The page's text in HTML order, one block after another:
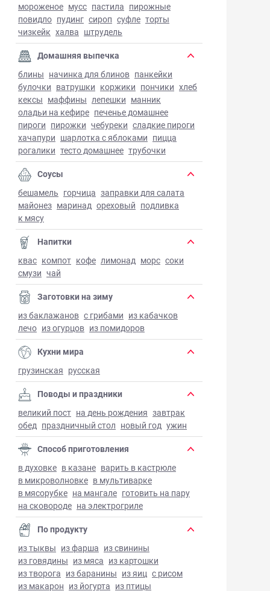
мороженое мусс пастила пирожные
повидло пудинг сироп суфле торты
чизкейк халва штрудель
Домашняя выпечка
блины начинка для блинов панкейки
булочки ватрушки коржики пончики хлеб
кексы маффины лепешки манник
оладьи на кефире печенье домашнее
пироги пирожки чебуреки сладкие пироги
хачапури шарлотка с яблоками пицца
рогалики тесто домашнее трубочки
Соусы
бешамель горчица заправки для салата
майонез маринад ореховый подливка
к мясу
Напитки
квас компот кофе лимонад морс соки
смузи чай
Заготовки на зиму
из баклажанов с грибами из кабачков
лечо из огурцов из помидоров
Кухни мира
грузинская русская
Поводы и праздники
великий пост на день рождения завтрак
обед праздничный стол новый год ужин
Способ приготовления
в духовке в казане варить в кастрюле
в микроволновке в мультиварке
в мясорубке на мангале готовить на пару
на сковороде на электрогриле
По продукту
из тыквы из фарша из свинины
из говядины из мяса из картошки
из творога из баранины из яиц с рисом
из макарон из йогурта из птицы